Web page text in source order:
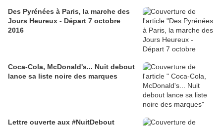
Des Pyrénées à Paris, la marche des
Jours Heureux - Départ 7 octobre
2016
Coca-Cola, McDonald's... Nuit debout
lance sa liste noire des marques
Lettre ouverte aux #NuitDebout